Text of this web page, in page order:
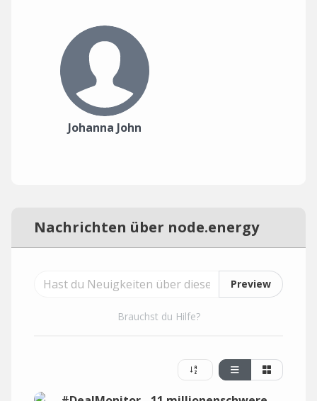
Johanna John
Nachrichten über node.energy
Preview
Brauchst du Hilfe?